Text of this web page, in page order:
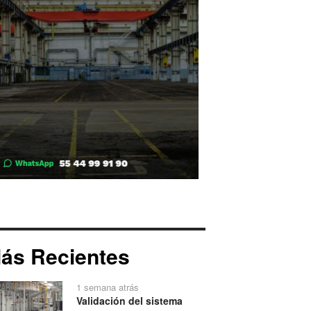
Recientes
1 semana atrás
Validación del sistema